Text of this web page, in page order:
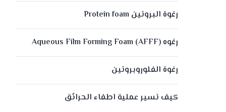
رغوة البروتين Protein foam
رغوه (Aqueous Film Forming Foam (AFFF
رغوة الفلوروبروتين
كيف تسير عملية اطفاء الحرائق